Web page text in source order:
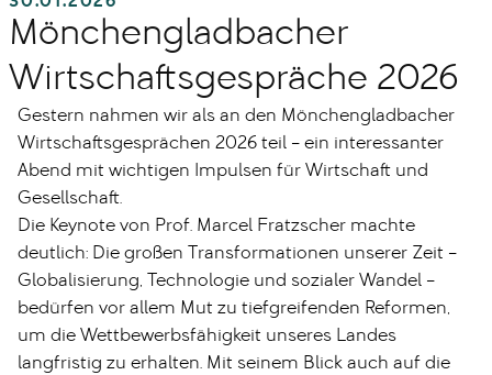
Mönchengladbacher
Wirtschaftsgespräche 2026
Gestern nahmen wir als an den Mönchengladbacher
Wirtschaftsgesprächen 2026 teil – ein interessanter
Abend mit wichtigen Impulsen für Wirtschaft und
Gesellschaft.
Die Keynote von Prof. Marcel Fratzscher machte
deutlich: Die großen Transformationen unserer Zeit –
Globalisierung, Technologie und sozialer Wandel –
bedürfen vor allem Mut zu tiefgreifenden Reformen,
um die Wettbewerbsfähigkeit unseres Landes
langfristig zu erhalten. Mit seinem Blick auch auf die